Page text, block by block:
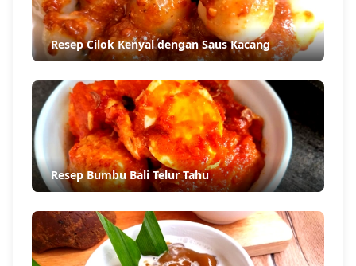
Resep Cilok Kenyal dengan Saus Kacang
Resep Bumbu Bali Telur Tahu